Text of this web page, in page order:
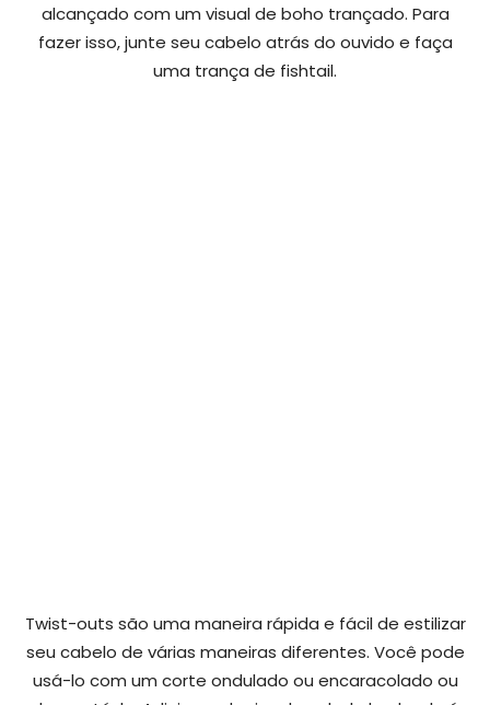
alcançado com um visual de boho trançado. Para
fazer isso, junte seu cabelo atrás do ouvido e faça
uma trança de fishtail.
Twist-outs são uma maneira rápida e fácil de estilizar
seu cabelo de várias maneiras diferentes. Você pode
usá-lo com um corte ondulado ou encaracolado ou